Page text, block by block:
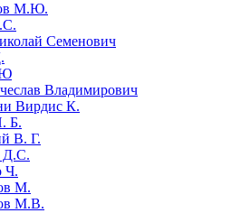
М.Ю.
Семенович
Ю
Владимирович
Вирдис К.
Б.
В. Г.
Д.С.
Ч.
М.
М.В.